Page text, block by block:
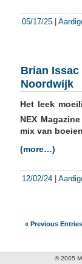
05/17/25 |
Brian
Noordwijk
Het leek
NEX
mix van
(more…)
12/02/24
« Previous Entries
© 2005